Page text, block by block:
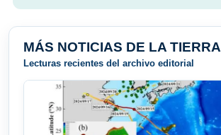
MÁS NOTICIAS DE LA TIERRA
Lecturas recientes del archivo editorial